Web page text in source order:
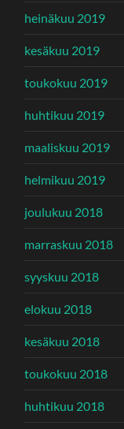
heinäkuu 2019
kesäkuu 2019
toukokuu 2019
huhtikuu 2019
maaliskuu 2019
helmikuu 2019
joulukuu 2018
marraskuu 2018
syyskuu 2018
elokuu 2018
kesäkuu 2018
toukokuu 2018
huhtikuu 2018